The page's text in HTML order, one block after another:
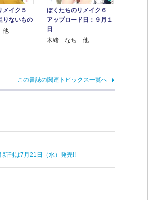
メイク５
りないもの
ぼくたちのリメイク６
アップロード日：９月１
日
木緒 なち 他
この書誌の関連トピックス一覧へ
刊は7月21日（水）発売!!